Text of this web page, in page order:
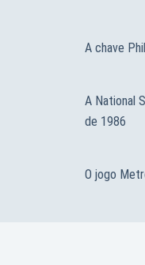
A chave
A National
de 1986
O jogo